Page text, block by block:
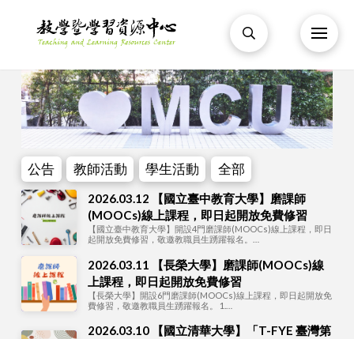
公告 教師活動 學生活動 全部
2026.03.12 【國立臺中教育大學】磨課師
(MOOCs)線上課程，即日起開放免費修習
【國立臺中教育大學】開設4門磨課師(MOOCs)線上課程，即日
起開放免費修習，敬邀教職員生踴躍報名。…
2026.03.11 【長榮大學】磨課師(MOOCs)線
上課程，即日起開放免費修習
【長榮大學】開設6門磨課師(MOOCs)線上課程，即日起開放免
費修習，敬邀教職員生踴躍報名。 1.…
2026.03.10 【國立清華大學】「T-FYE 臺灣第